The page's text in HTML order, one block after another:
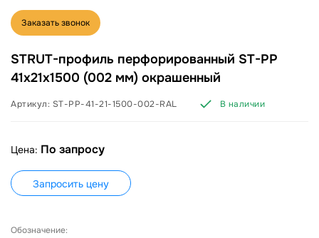
Заказать звонок
STRUT-профиль перфорированный ST-PP
41х21х1500 (002 мм) окрашенный
Артикул: ST-PP-41-21-1500-002-RAL В наличии
Цена: По запросу
Запросить цену
Обозначение: